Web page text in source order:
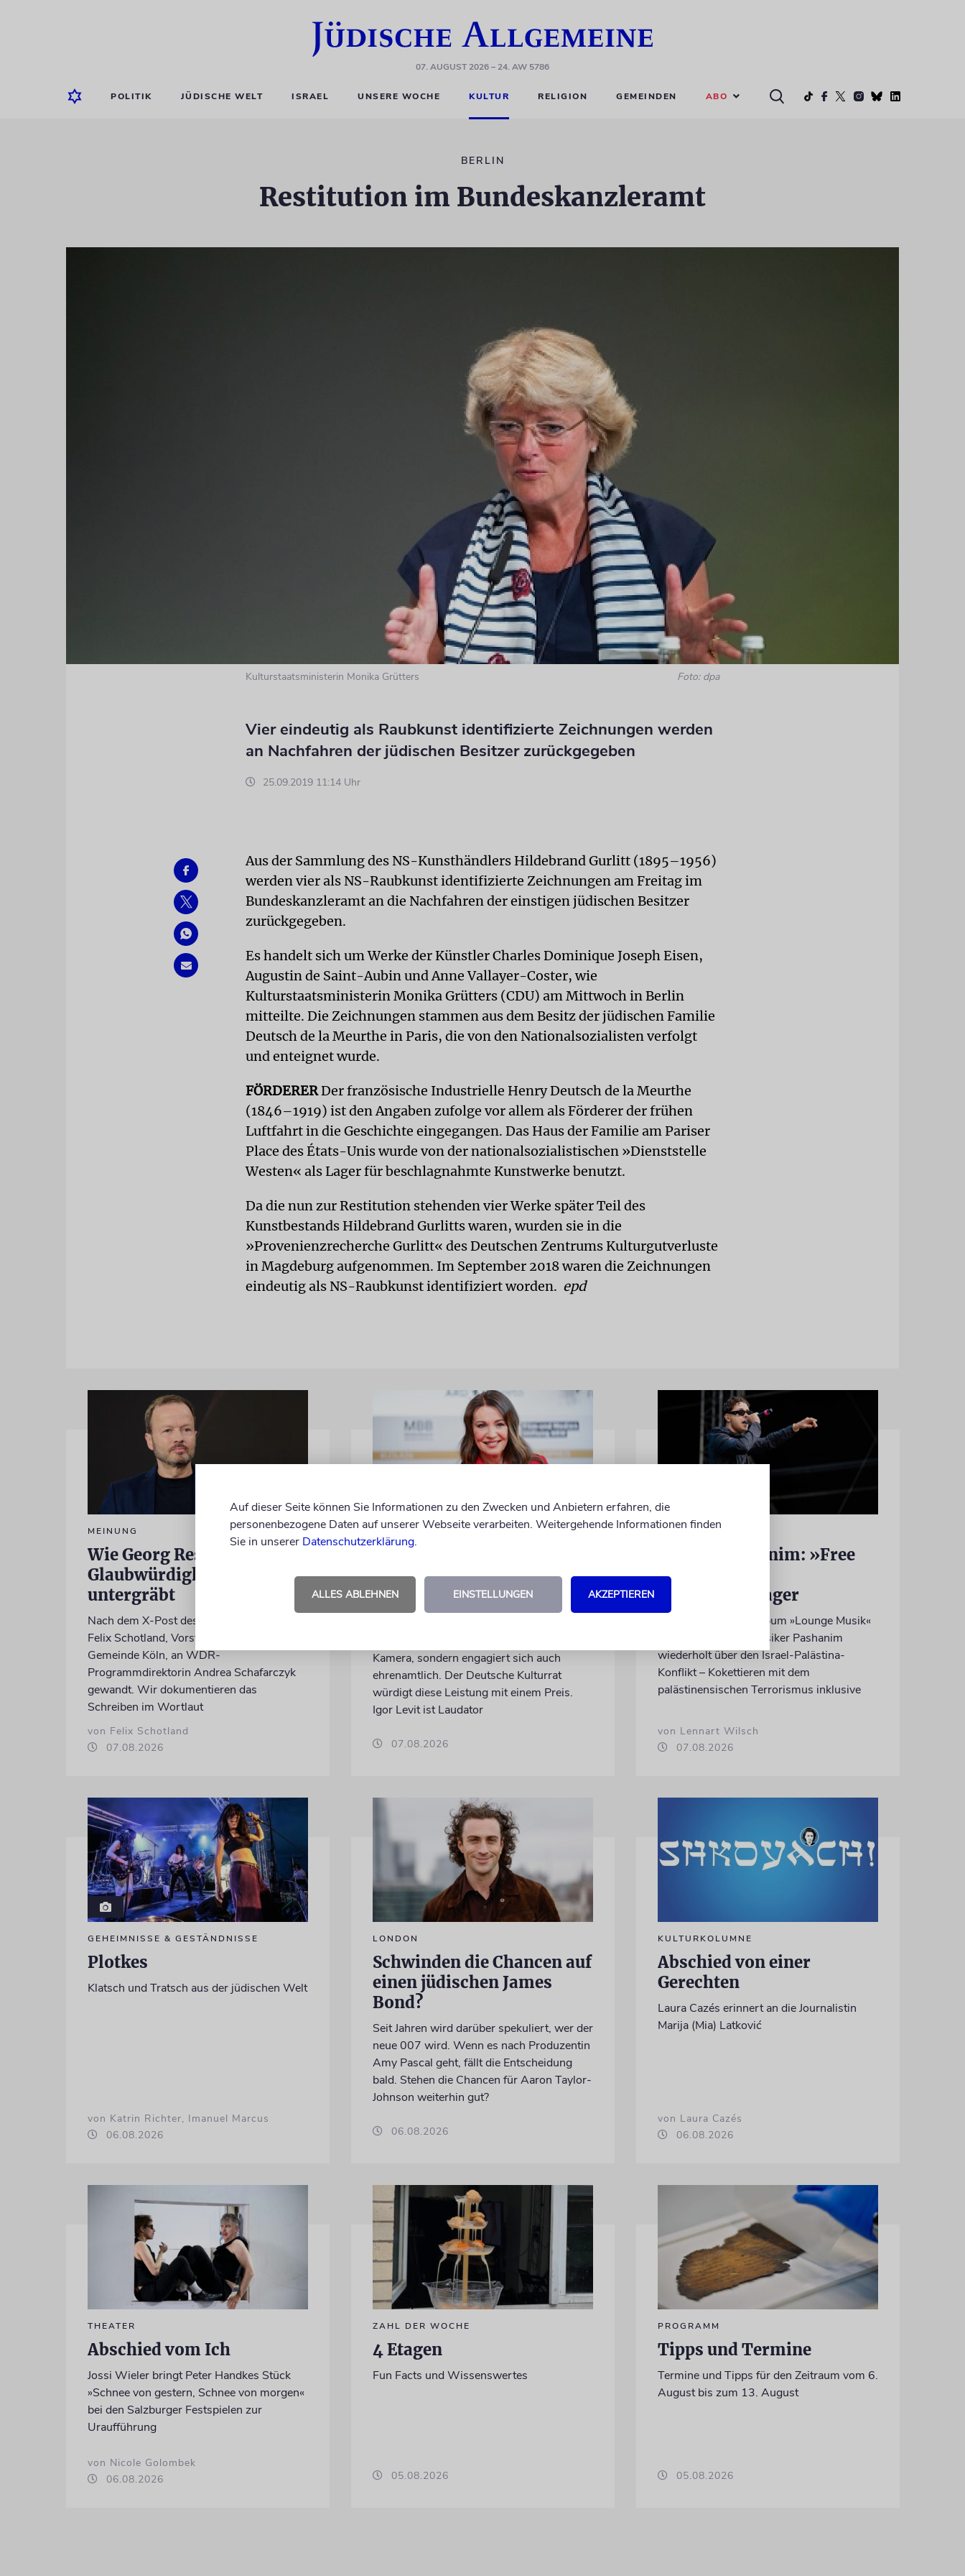
07. AUGUST 2026– 24. AW 5786
POLITIK JÜDISCHE WELT ISRAEL UNSERE WOCHE KULTUR RELIGION GEMEINDEN ABO
BERLIN
Restitution im Bundeskanzleramt
Kulturstaatsministerin Monika Grütters Foto: dpa
Vier eindeutig als Raubkunst identifizierte Zeichnungen werden
an Nachfahren der jüdischen Besitzer zurückgegeben
25.09.2019 11:14 Uhr
Aus der Sammlung des NS-Kunsthändlers Hildebrand Gurlitt (1895–1956)
werden vier als NS-Raubkunst identifizierte Zeichnungen am Freitag im
Bundeskanzleramt an die Nachfahren der einstigen jüdischen Besitzer
zurückgegeben.
Es handelt sich um Werke der Künstler Charles Dominique Joseph Eisen,
Augustin de Saint-Aubin und Anne Vallayer-Coster, wie
Kulturstaatsministerin Monika Grütters (CDU) am Mittwoch in Berlin
mitteilte. Die Zeichnungen stammen aus dem Besitz der jüdischen Familie
Deutsch de la Meurthe in Paris, die von den Nationalsozialisten verfolgt
und enteignet wurde.
FÖRDERERDer französische Industrielle Henry Deutsch de la Meurthe
(1846–1919) ist den Angaben zufolge vor allem als Förderer der frühen
Luftfahrt in die Geschichte eingegangen. Das Haus der Familie am Pariser
Place des États-Unis wurde von der nationalsozialistischen »Dienststelle
Westen« als Lager für beschlagnahmte Kunstwerke benutzt.
Da die nun zur Restitution stehenden vier Werke später Teil des
Kunstbestands Hildebrand Gurlitts waren, wurden sie in die
»Provenienzrecherche Gurlitt« des Deutschen Zentrums Kulturgutverluste
in Magdeburg aufgenommen. Im September 2018 waren die Zeichnungen
eindeutig als NS-Raubkunst identifiziert worden. epd
MEINUNG
Wie Georg Restle die
Glaubwürdigkeit des ÖRR
untergräbt
Nach dem X-Post des Journalisten hat sich
Felix Schotland, Vorstand der Synagogen-
Gemeinde Köln, an WDR-
Programmdirektorin Andrea Schafarczyk
gewandt. Wir dokumentieren das
Schreiben im Wortlaut
von Felix Schotland
07.08.2026
BERLIN
Iris Berben erhält
Deutschen
Kulturpolitikpreis
Kamera, sondern engagiert sich auch
ehrenamtlich. Der Deutsche Kulturrat
würdigt diese Leistung mit einem Preis.
Igor Levit ist Laudator
07.08.2026
HIPHOP
Rapper Pashanim: »Free
Palestine« als
Verkaufsschlager
Auf seinem neuen Album »Lounge Musik«
rappt der Berliner Musiker Pashanim
wiederholt über den Israel-Palästina-
Konflikt – Kokettieren mit dem
palästinensischen Terrorismus inklusive
von Lennart Wilsch
07.08.2026
GEHEIMNISSE & GESTÄNDNISSE
Plotkes
Klatsch und Tratsch aus der jüdischen Welt
von Katrin Richter, Imanuel Marcus
06.08.2026
LONDON
Schwinden die Chancen auf
einen jüdischen James
Bond?
Seit Jahren wird darüber spekuliert, wer der
neue 007 wird. Wenn es nach Produzentin
Amy Pascal geht, fällt die Entscheidung
bald. Stehen die Chancen für Aaron Taylor-
Johnson weiterhin gut?
06.08.2026
KULTURKOLUMNE
Abschied von einer
Gerechten
Laura Cazés erinnert an die Journalistin
Marija (Mia) Latković
von Laura Cazés
06.08.2026
THEATER
Abschied vom Ich
Jossi Wieler bringt Peter Handkes Stück
»Schnee von gestern, Schnee von morgen«
bei den Salzburger Festspielen zur
Uraufführung
von Nicole Golombek
06.08.2026
ZAHL DER WOCHE
4 Etagen
Fun Facts und Wissenswertes
05.08.2026
PROGRAMM
Tipps und Termine
Termine und Tipps für den Zeitraum vom 6.
August bis zum 13. August
05.08.2026
Auf dieser Seite können Sie Informationen zu den Zwecken und Anbietern erfahren, die
personenbezogene Daten auf unserer Webseite verarbeiten. Weitergehende Informationen finden
Sie in unserer Datenschutzerklärung.
ALLES ABLEHNEN EINSTELLUNGEN AKZEPTIEREN